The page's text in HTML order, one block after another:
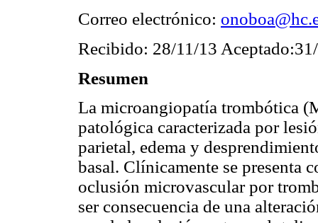
Correo electrónico:
Recibido: 28/11/13
Resumen
La microangiopatía trombótica
patológica caracterizada por
parietal, edema y
basal. Clínicamente se presenta
oclusión microvascular por
ser consecuencia de una